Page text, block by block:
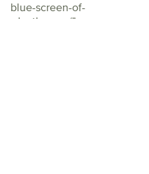
blue-screen-of-
death-error/">